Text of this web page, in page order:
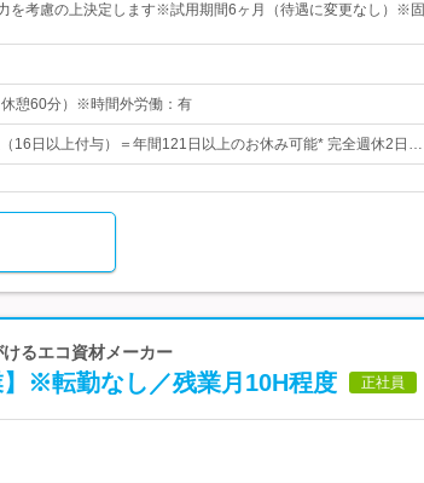
を考慮の上決定します※試用期間6ヶ月（待遇に変更なし）※固
憩60分）※時間外労働：有
16日以上付与）＝年間121日以上のお休み可能* 完全週休2日…
るエコ資材メーカー
※転勤なし／残業月10H程度 正社員